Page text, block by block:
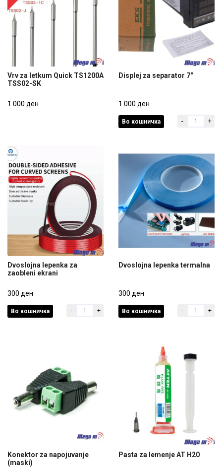
TSS02-SK
Vrv za letkum Quick TS1200A
TSS02-SK
1.000 ден
1.000 ден
Displej za separator 7"
1.000 ден
Во кошничка - +
zaobleni ekrani
300 ден
Dvoslojna lepenka za
zaobleni ekrani
300 ден
Во кошничка - + 300 ден
Dvoslojna lepenka termalna
300 ден
Во кошничка - +
Konektor za napojuvanje
(maski)
Pasta za lemenje AT H20